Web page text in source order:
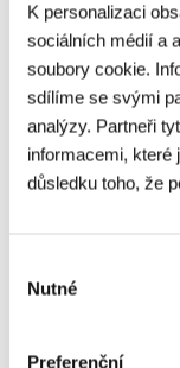
K personalizaci
sociálních médií a
soubory cookie.
sdílíme se svými
analýzy. Partneři
informacemi, které
důsledku toho, že
souhlasu
Nutné
Preferenční
Nadia Turincev
Paříži a
filmovém
připravovala
společnost
produkovala
Kadim založila
nezávislou